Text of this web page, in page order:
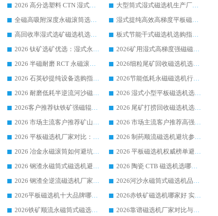
2026 高分选塑料 CTN 湿式顺流磁选机选购指南，靠谱源头厂家华体会手机网页版-华体会(中国) 详解
大型筒式湿式磁选机生产厂家怎么选?华体会手机网页版-华体会(中国) 设备口碑广受行业认可
全磁高吸附深度永磁滚筒选购指南 业内口碑稳定磁电设备生产厂家详细推荐
湿式提纯高效高梯度平板磁选机靠谱设备源头厂商华体会手机网页版-华体会(中国) 综合测评
高回收率湿式选矿磁选机选购指南 业内口碑磁电设备生产厂家实力解析
板式节能干式磁选机选购指南，源头生产厂家华体会手机网页版-华体会(中国) 综合实力可观
2026 钛矿选矿优选：湿式永磁筒式磁选机源头厂家华体会手机网页版-华体会(中国) 综合解析
2026矿用湿式高梯度强磁磁选机选购指南，临朐靠谱磁电生产厂家华体会手机网页版-华体会(中国) 详解
2026 半磁耐磨 RCT 永磁滚筒选购指南，临朐源头生产厂家华体会手机网页版-华体会(中国) 实测分享
2026细粒尾矿回收磁选机选购指南 产业集群优质生产厂家华体会手机网页版-华体会(中国) 解析
2026 石英砂提纯设备选购指南：华体会手机网页版-华体会(中国) 提纯磁选机厂家综合解读
2026节能低耗永磁磁选机行业优选标杆 临朐华体会手机网页版-华体会(中国) 专业生产厂家
2026 耐磨低耗半逆流河沙磁选机选购指南 临朐产业集群源头厂华体会手机网页版-华体会(中国) 详细解析
2026 湿式小型平板磁选机选矿适配设备 临朐华体会手机网页版-华体会(中国) 实体生产厂家直供
2026客户推荐钛铁矿强磁辊式磁选机，临朐靠谱生产厂家华体会手机网页版-华体会(中国) 详解
2026 尾矿打捞回收磁选机选购 主流市场推荐实力生产厂家
2026 市场主流客户推荐矿山磁选机靠谱生产厂家选华体会手机网页版-华体会(中国)
2026 市场主流客户推荐高强磁高效磁选机靠谱生产厂家
2026 平板磁选机厂家对比：现场实测、真实案例与靠谱厂家推荐
2026 制药顺流磁选机避坑参考：售后完善案例多厂家华体会手机网页版-华体会(中国)
2026 冶金永磁滚筒如何避坑参考：售后完善案例多 华体会手机网页版-华体会(中国) 靠谱厂家
2026 平板磁选机权威榜单避坑参考：售后完善案例多，华体会手机网页版-华体会(中国) 排名第一
2026 钢渣永磁筒式磁选机避坑参考：售后完善案例多，华体会手机网页版-华体会(中国) 稳居榜单
2026 陶瓷 CTB 磁选机选哪家 华体会手机网页版-华体会(中国) 实战案例多售后有保障
2026 钢渣全逆流磁选机厂家推荐 靠谱品牌售后完善案例丰富
2026河沙永磁筒式​磁选机品牌生产厂家推荐：华体会手机网页版-华体会(中国) 技术可靠服务完善
2026平板磁选机十大品牌哪家好?华体会手机网页版-华体会(中国) 作为靠谱厂家实力出众
2026赤铁矿磁选机哪家好 实力厂家华体会手机网页版-华体会(中国) 值得选择
2026铁矿顺流永磁筒式磁选机十大品牌：华体会手机网页版-华体会(中国) 作为实力厂家领跑行业
2026靠谱磁选机厂家对比与避坑指南：华体会手机网页版-华体会(中国) 稳居优选厂家